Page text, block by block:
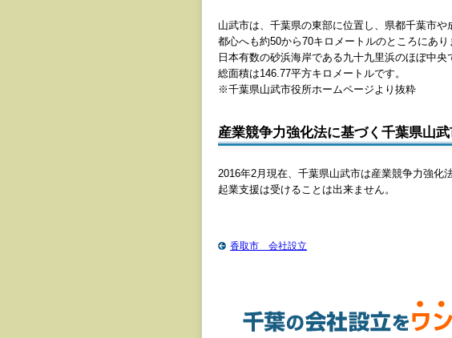
山武市は、千葉県の東部に位置し、県都千葉市や
都心へも約50から70キロメートルのところにあり
日本有数の砂浜海岸である九十九里浜のほぼ中
総面積は146.77平方キロメートルです。
※千葉県山武市役所ホームページより抜粋
産業競争力強化法に基づく千葉県山
2016年2月現在、千葉県山武市は産業競争力強化
起業支援は受けることは出来ません。
香取市 会社設立